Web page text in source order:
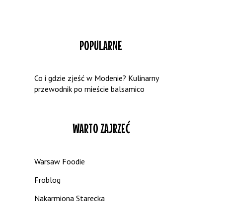
POPULARNE
Co i gdzie zjeść w Modenie? Kulinarny
przewodnik po mieście balsamico
WARTO ZAJRZEĆ
Warsaw Foodie
Froblog
Nakarmiona Starecka